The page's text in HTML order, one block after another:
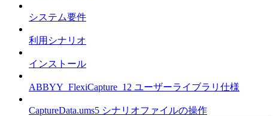
システム要件
利用シナリオ
インストール
ABBYY_FlexiCapture_12 ユーザーライブラリ仕様
CaptureData.ums5 シナリオファイルの操作